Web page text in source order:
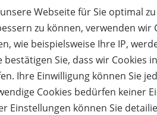
Webseite für Sie optimal
zu können, verwenden wir
wie beispielsweise Ihre IP,
bestätigen Sie, dass wir Cookies
Ihre Einwilligung können Sie
Cookies bedürfen keiner
Einstellungen können Sie
€
Verfügbar:
6 3,50 €